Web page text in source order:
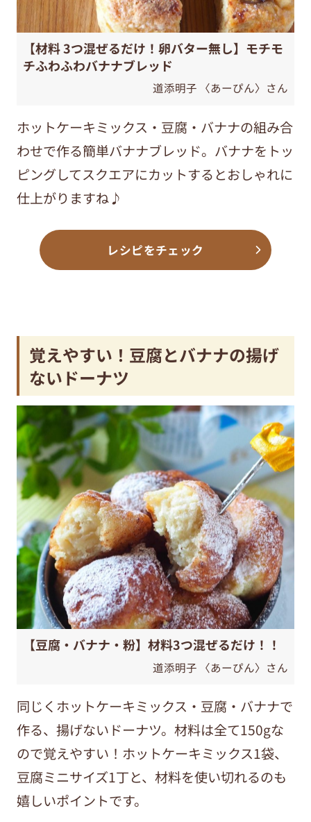
【材料 3つ混ぜるだけ！卵バター無し】モチモ
チふわふわバナナブレッド
道添明子 〈あーぴん〉さん
ホットケーキミックス・豆腐・バナナの組み合
わせで作る簡単バナナブレッド。 バナナをトッ
ピングしてスクエアにカットするとおしゃれに
仕上がりますね♪
レシピをチェック
覚えやすい！豆腐とバナナの揚げ
ないドーナツ
【豆腐・バナナ・粉】材料3つ混ぜるだけ！！
道添明子 〈あーぴん〉さん
同じくホットケーキミックス・豆腐・バナナで
作る、揚げないドーナツ。材料は全て150gな
ので覚えやすい！ホットケーキミックス1袋、
豆腐ミニサイズ1丁と、材料を使い切れるのも
嬉しいポイントです。